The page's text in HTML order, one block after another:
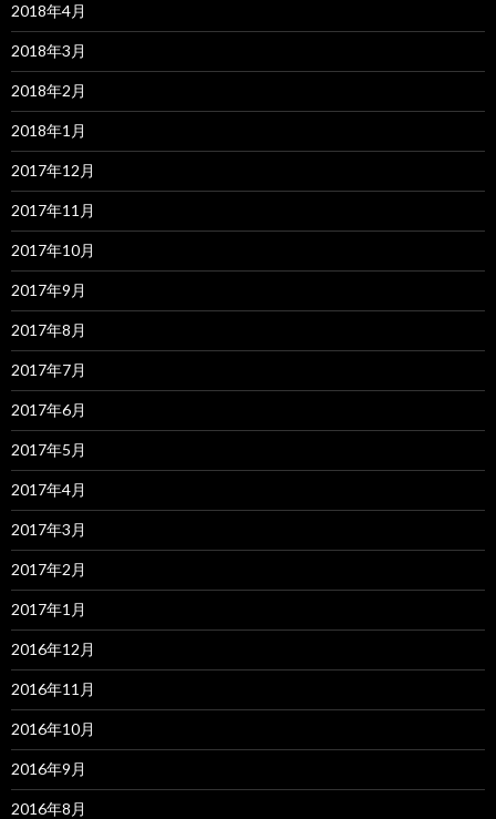
2018年4月
2018年3月
2018年2月
2018年1月
2017年12月
2017年11月
2017年10月
2017年9月
2017年8月
2017年7月
2017年6月
2017年5月
2017年4月
2017年3月
2017年2月
2017年1月
2016年12月
2016年11月
2016年10月
2016年9月
2016年8月